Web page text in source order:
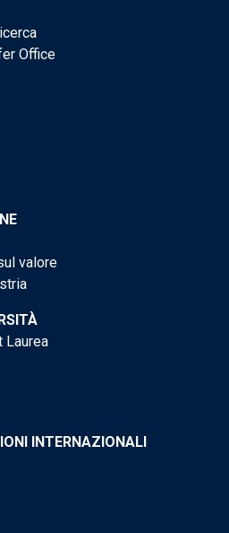
Office
valore
Laurea
INTERNAZIONALI